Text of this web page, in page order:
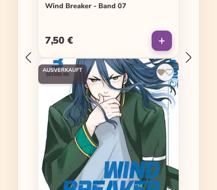
Wind Breaker - Band 07
Regulärer Preis:
7,50 €
AUSVERKAUFT